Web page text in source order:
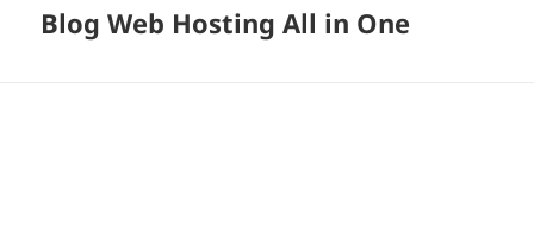
Blog Web Hosting All in One